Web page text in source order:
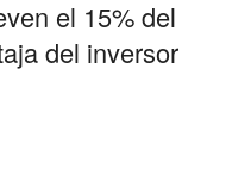
el 15% del
del inversor